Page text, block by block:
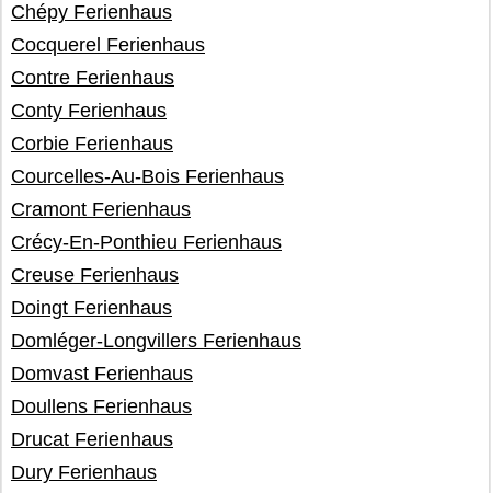
Chépy Ferienhaus
Cocquerel Ferienhaus
Contre Ferienhaus
Conty Ferienhaus
Corbie Ferienhaus
Courcelles-Au-Bois Ferienhaus
Cramont Ferienhaus
Crécy-En-Ponthieu Ferienhaus
Creuse Ferienhaus
Doingt Ferienhaus
Domléger-Longvillers Ferienhaus
Domvast Ferienhaus
Doullens Ferienhaus
Drucat Ferienhaus
Dury Ferienhaus